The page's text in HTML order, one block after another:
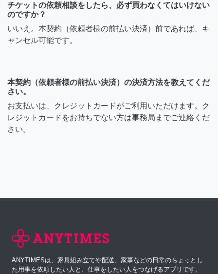
チケットの依頼相談をしたら、必ず買わなくてはいけない
のですか？
いいえ。本契約（依頼者様の前払い決済）前であれば、キ
ャンセル可能です。
本契約（依頼者様の前払い決済）の決済方法を教えてくだ
さい。
お支払いは、クレジットカードがご利用いただけます。ク
レジットカードをお持ちでない方は事務局までご連絡くだ
さい。
ANYTIMESは、家具組み立てや配送、家事などの日常のちょっとし
た用事を依頼したい人と、仕事をしたい人をつなげるアプリです。